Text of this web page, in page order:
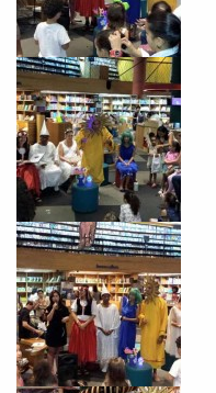
Você é aluno inFlux?
Sim